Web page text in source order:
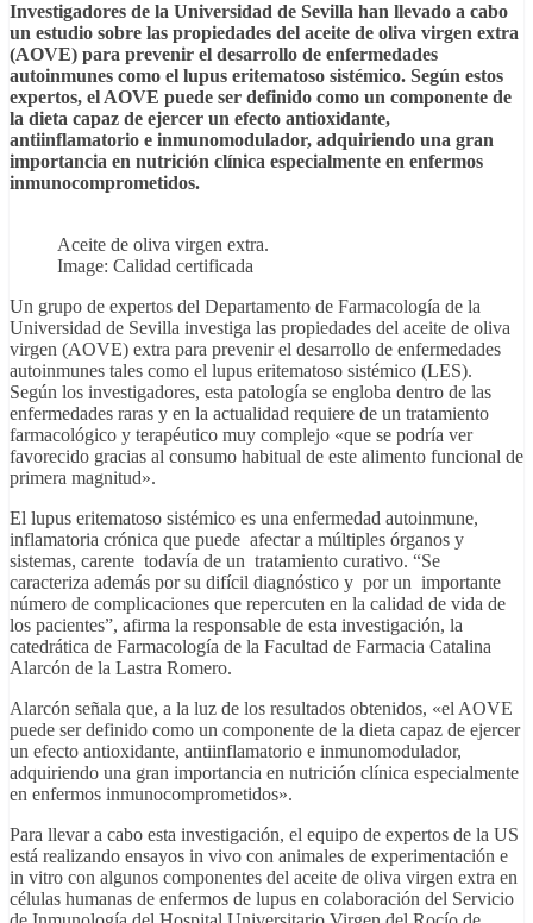
Investigadores de la Universidad de Sevilla han llevado a cabo
un estudio sobre las propiedades del aceite de oliva virgen extra
(AOVE) para prevenir el desarrollo de enfermedades
autoinmunes como el lupus eritematoso sistémico. Según estos
expertos, el AOVE puede ser definido como un componente de
la dieta capaz de ejercer un efecto antioxidante,
antiinflamatorio e inmunomodulador, adquiriendo una gran
importancia en nutrición clínica especialmente en enfermos
inmunocomprometidos.
Aceite de oliva virgen extra.
Image: Calidad certificada
Un grupo de expertos del Departamento de Farmacología de la
Universidad de Sevilla investiga las propiedades del aceite de oliva
virgen (AOVE) extra para prevenir el desarrollo de enfermedades
autoinmunes tales como el lupus eritematoso sistémico (LES).
Según los investigadores, esta patología se engloba dentro de las
enfermedades raras y en la actualidad requiere de un tratamiento
farmacológico y terapéutico muy complejo «que se podría ver
favorecido gracias al consumo habitual de este alimento funcional de
primera magnitud».
El lupus eritematoso sistémico es una enfermedad autoinmune,
inflamatoria crónica que puede afectar a múltiples órganos y
sistemas, carente todavía de un tratamiento curativo. “Se
caracteriza además por su difícil diagnóstico y por un importante
número de complicaciones que repercuten en la calidad de vida de
los pacientes”, afirma la responsable de esta investigación, la
catedrática de Farmacología de la Facultad de Farmacia Catalina
Alarcón de la Lastra Romero.
Alarcón señala que, a la luz de los resultados obtenidos, «el AOVE
puede ser definido como un componente de la dieta capaz de ejercer
un efecto antioxidante, antiinflamatorio e inmunomodulador,
adquiriendo una gran importancia en nutrición clínica especialmente
en enfermos inmunocomprometidos».
Para llevar a cabo esta investigación, el equipo de expertos de la US
está realizando ensayos in vivo con animales de experimentación e
in vitro con algunos componentes del aceite de oliva virgen extra en
células humanas de enfermos de lupus en colaboración del Servicio